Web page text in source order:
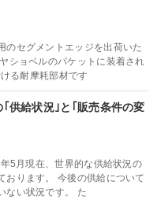
のセグメントエッジを出荷いた
ショベルのバケットに装着され
る耐摩耗部材です
供給状況｣と｢販売条件の変
5月現在、世界的な供給状況の
おります。 今後の供給について
ない状況です。 た